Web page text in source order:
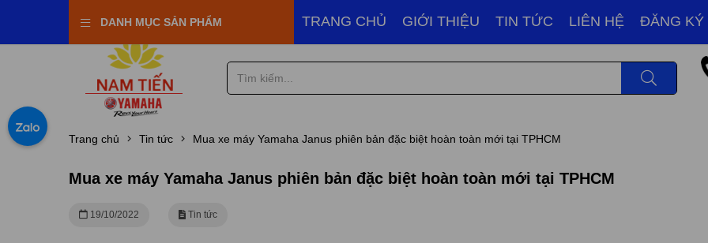
Town Nam TiếnDANH MỤC SẢN PHẨM TRANG CHỦ GIỚI THIỆU TIN TỨC LIÊN HỆ ĐĂNG KÝ
Trang chủ Tin tức Mua xe máy Yamaha Janus phiên bản đặc biệt hoàn toàn mới tại TPHCM
Mua xe máy Yamaha Janus phiên bản đặc biệt hoàn toàn mới tại TPHCM
19/10/2022 Tin tức